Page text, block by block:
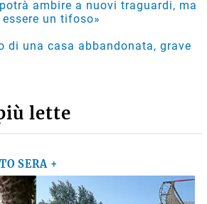
ambire a nuovi traguardi, ma
un tifoso»
di una casa abbandonata, grave
lette
SERA +